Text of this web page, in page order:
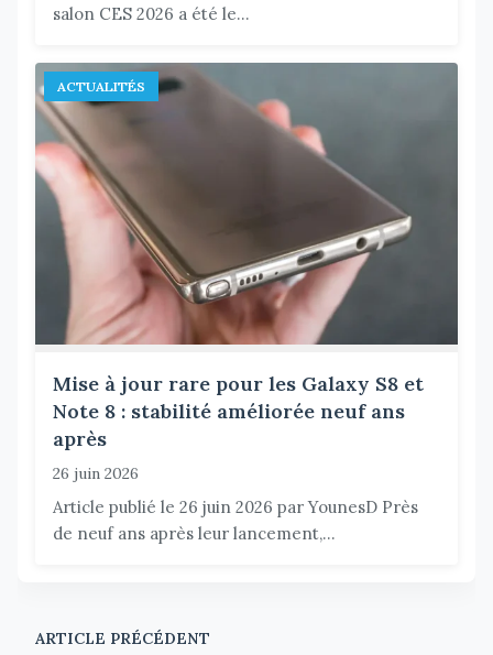
salon CES 2026 a été le...
ACTUALITÉS
Mise à jour rare pour les Galaxy S8 et
Note 8 : stabilité améliorée neuf ans
après
26 juin 2026
Article publié le 26 juin 2026 par YounesD Près
de neuf ans après leur lancement,...
ARTICLE PRÉCÉDENT